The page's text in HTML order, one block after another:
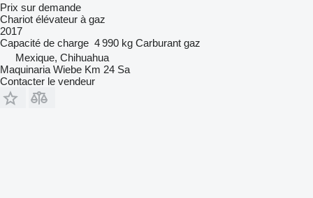
Prix sur demande
Chariot élévateur à gaz
2017
Capacité de charge 4 990 kg Carburant gaz
Mexique, Chihuahua
Maquinaria Wiebe Km 24 Sa
Contacter le vendeur